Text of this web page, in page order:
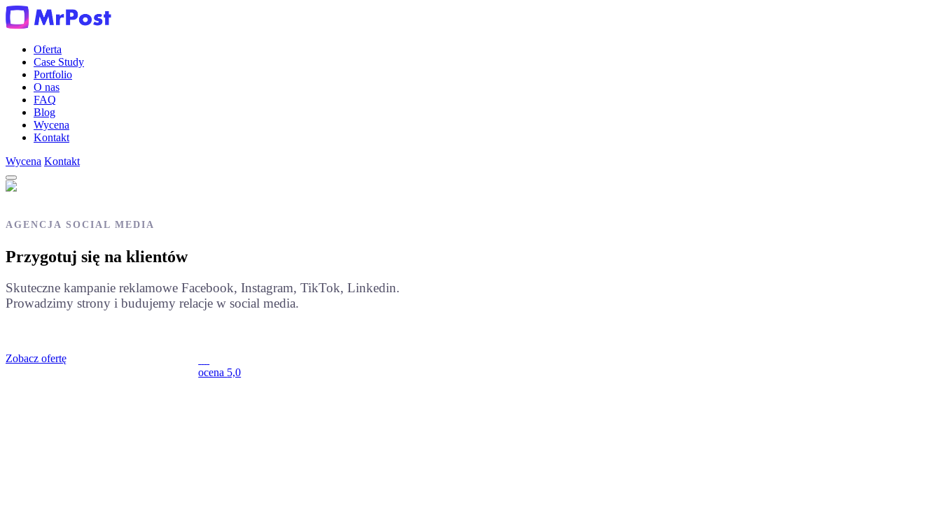
Oferta
Case Study
Portfolio
O nas
FAQ
Blog
Wycena
Kontakt
Wycena Kontakt
AGENCJA SOCIAL MEDIA
Przygotuj się na klientów
Skuteczne kampanie reklamowe Facebook, Instagram, TikTok, Linkedin.
Prowadzimy strony i budujemy relacje w social media.
Zobacz ofertę
ocena 5,0